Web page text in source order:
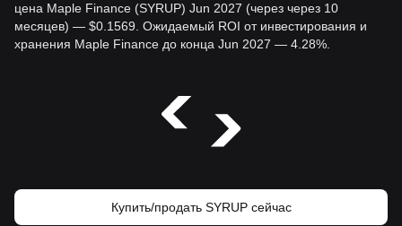
цена Maple Finance (SYRUP) Jun 2027 (через через 10
месяцев) — $0.1569. Ожидаемый ROI от инвестирования и
хранения Maple Finance до конца Jun 2027 — 4.28%.
Купить/продать SYRUP сейчас